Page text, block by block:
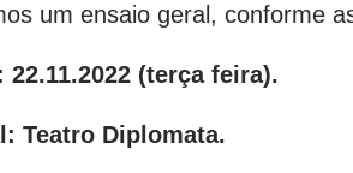
um ensaio geral, conforme
22.11.2022 (terça feira).
Teatro Diplomata.